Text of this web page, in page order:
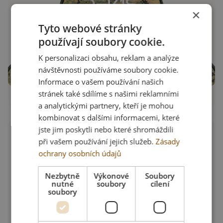
Víc než jen sezení...
×
Tyto webové stránky
používají soubory cookie.
K personalizaci obsahu, reklam a analýze
návštěvnosti používáme soubory cookie.
Informace o vašem používání našich
stránek také sdílíme s našimi reklamními
a analytickými partnery, kteří je mohou
kombinovat s dalšími informacemi, které
jste jim poskytli nebo které shromáždili
při vašem používání jejich služeb.Zásady
ochrany osobních údajů
Nezbytně
nutné
soubory
Výkonové
soubory
Soubory
cílení